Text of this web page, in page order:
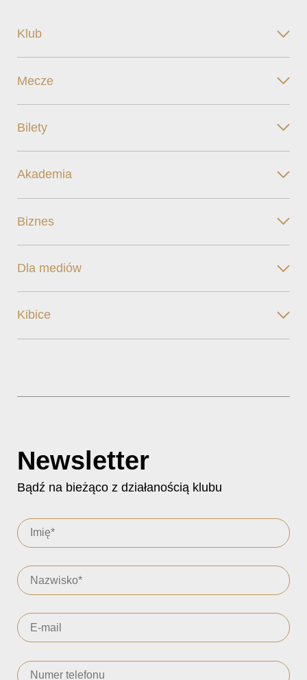
Klub
Mecze
Bilety
Akademia
Biznes
Dla mediów
Kibice
Newsletter
Bądź na bieżąco z działanością klubu